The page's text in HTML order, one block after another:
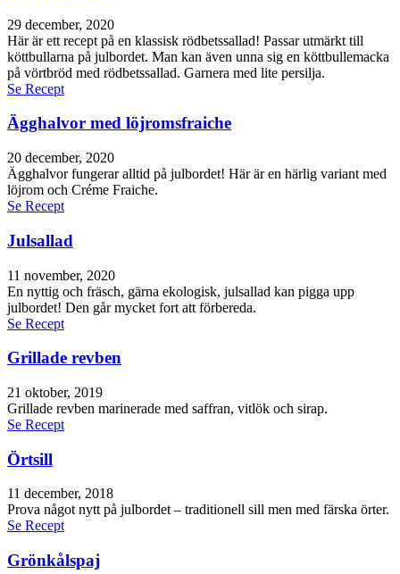
29 december, 2020
Här är ett recept på en klassisk rödbetssallad! Passar utmärkt till
köttbullarna på julbordet. Man kan även unna sig en köttbullemacka
på vörtbröd med rödbetssallad. Garnera med lite persilja.
Se Recept
Ägghalvor med löjromsfraiche
20 december, 2020
Ägghalvor fungerar alltid på julbordet! Här är en härlig variant med
löjrom och Créme Fraiche.
Se Recept
Julsallad
11 november, 2020
En nyttig och fräsch, gärna ekologisk, julsallad kan pigga upp
julbordet! Den går mycket fort att förbereda.
Se Recept
Grillade revben
21 oktober, 2019
Grillade revben marinerade med saffran, vitlök och sirap.
Se Recept
Örtsill
11 december, 2018
Prova något nytt på julbordet – traditionell sill men med färska örter.
Se Recept
Grönkålspaj